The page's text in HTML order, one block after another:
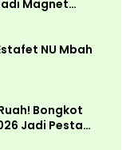
Magnet
NU Mbah
Bongkot
Jadi Pesta
Peterongan